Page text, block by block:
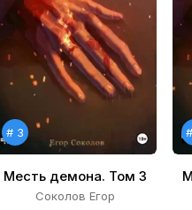
# 3
Месть демона. Том 3
Соколов Егор